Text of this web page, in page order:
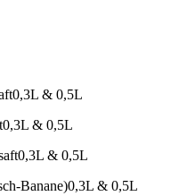
0,3L & 0,5L
0,3L & 0,5L
0,3L & 0,5L
Banane)0,3L & 0,5L